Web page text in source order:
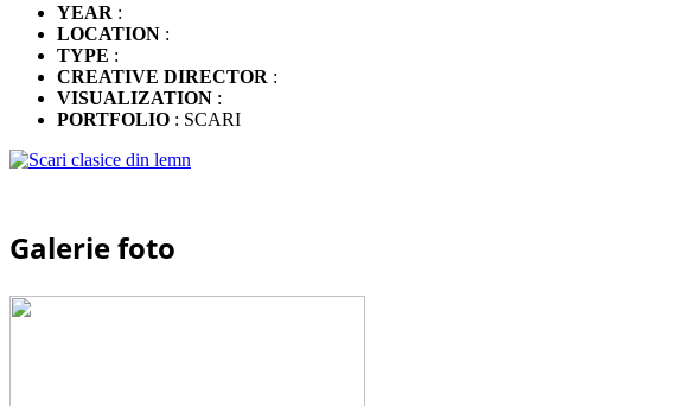
YEAR :
LOCATION :
TYPE :
CREATIVE DIRECTOR :
VISUALIZATION :
PORTFOLIO : SCARI
Galerie foto